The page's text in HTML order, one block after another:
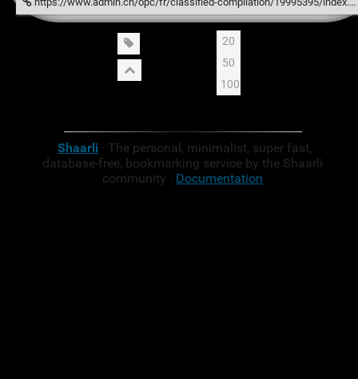
20
50
100
Shaarli· The personal, minimalist, super fast,
database-free, bookmarking service by the Shaarli
community · Documentation